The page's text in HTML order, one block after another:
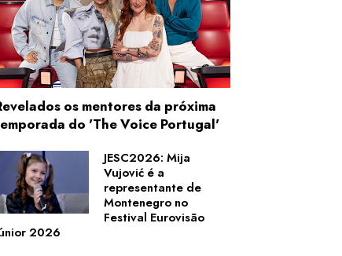
os mentores da próxima
do 'The Voice Portugal'
JESC2026: Mija
Vujović é a
representante de
Montenegro no
Festival Eurovisão
2026